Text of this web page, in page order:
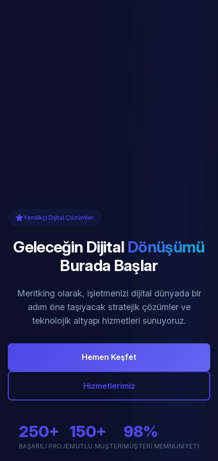
Yenilikçi Dijital Çözümler
Geleceğin Dijital Dönüşümü
Burada Başlar
Meritking olarak, işletmenizi dijital dünyada bir
adım öne taşıyacak stratejik çözümler ve
teknolojik altyapı hizmetleri sunuyoruz.
Hemen Keşfet
Hizmetlerimiz
250+
BAŞARILI PROJE
150+
MUTLU MÜŞTERI
98%
MÜŞTERI MEMNUNIYETI